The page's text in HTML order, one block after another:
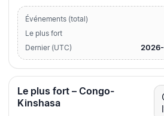
Événements (total)
Le plus fort
Dernier (UTC)
Le plus fort – Congo-
Kinshasa